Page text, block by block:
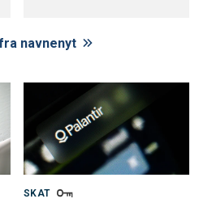
navnenyt
SKAT